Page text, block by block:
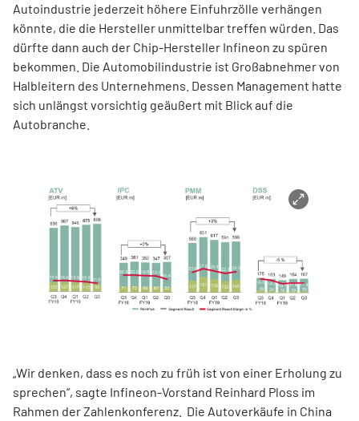
Autoindustrie jederzeit höhere Einfuhrzölle verhängen
könnte, die die Hersteller unmittelbar treffen würden. Das
dürfte dann auch der Chip-Hersteller Infineon zu spüren
bekommen. Die Automobilindustrie ist Großabnehmer von
Halbleitern des Unternehmens. Dessen Management hatte
sich unlängst vorsichtig geäußert mit Blick auf die
Autobranche.
„Wir denken, dass es noch zu früh ist von einer Erholung zu
sprechen“, sagte Infineon-Vorstand Reinhard Ploss im
Rahmen der Zahlenkonferenz. Die Autoverkäufe in China